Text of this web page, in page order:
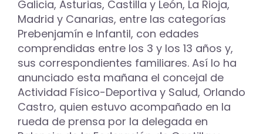
Galicia, Asturias, Castilla y León, La Rioja,
Madrid y Canarias, entre las categorías
Prebenjamín e Infantil, con edades
comprendidas entre los 3 y los 13 años y,
sus correspondientes familiares. Así lo ha
anunciado esta mañana el concejal de
Actividad Físico-Deportiva y Salud, Orlando
Castro, quien estuvo acompañado en la
rueda de prensa por la delegada en